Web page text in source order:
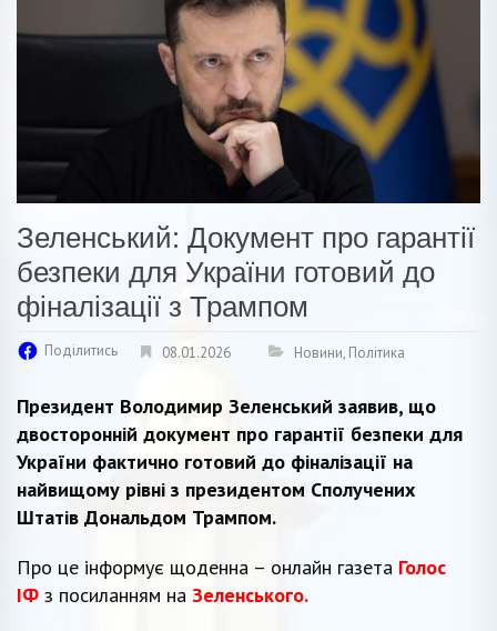
Зеленський: Документ про гарантії
безпеки для України готовий до
фіналізації з Трампом
Поділитись 08.01.2026 Новини, Політика
Президент Володимир Зеленський заявив, що
двосторонній документ про гарантії безпеки для
України фактично готовий до фіналізації на
найвищому рівні з президентом Сполучених
Штатів Дональдом Трампом.
Про це інформує щоденна – онлайн газета Голос
ІФ з посиланням на Зеленського.